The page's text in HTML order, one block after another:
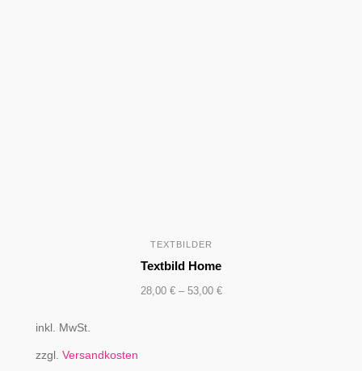
TEXTBILDER
Textbild Home
28,00 €– 53,00 €
inkl. MwSt.
zzgl. Versandkosten